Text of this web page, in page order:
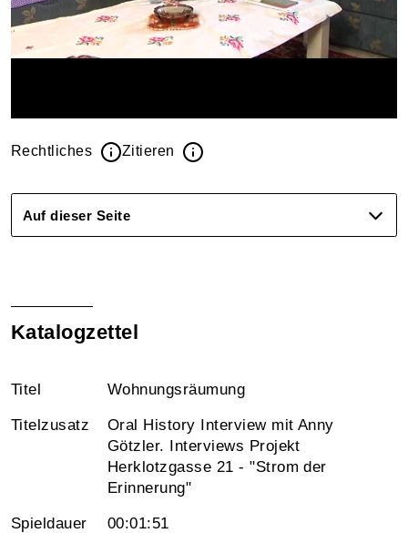
Rechtliches Zitieren
Auf dieser Seite
Katalogzettel
Titel Wohnungsräumung
Titelzusatz
Oral History Interview mit Anny
Götzler. Interviews Projekt
Herklotzgasse 21 - "Strom der
Erinnerung"
Spieldauer 00:01:51